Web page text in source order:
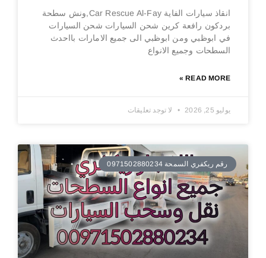
انقاذ سيارات الفاية Car Rescue Al-Fay,ونش سطحة
بردكون رافعة كرين شحن السيارات شحن السيارات
في ابوظبي ومن ابوظبي الى جميع الامارات بااحدث
السطحات وجميع الانواع
READ MORE »
يوليو 25, 2026 لا توجد تعليقات
رقم ريكفري السمحة 0971502880234